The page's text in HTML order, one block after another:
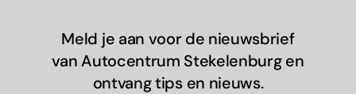
Meld je aan voor de nieuwsbrief
van Autocentrum Stekelenburg en
ontvang tips en nieuws.